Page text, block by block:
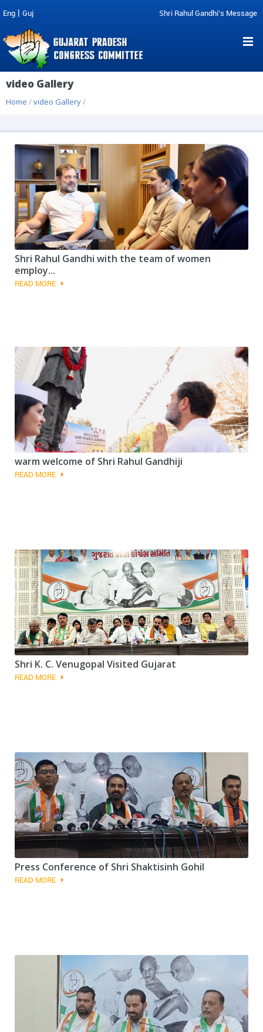
Eng | Guj Shri Rahul Gandhi's Message
video Gallery
Home /video Gallery/
Shri Rahul Gandhi with the team of women
employ...
READ MORE
warm welcome of Shri Rahul Gandhiji
READ MORE
Shri K. C. Venugopal Visited Gujarat
READ MORE
Press Conference of Shri Shaktisinh Gohil
READ MORE